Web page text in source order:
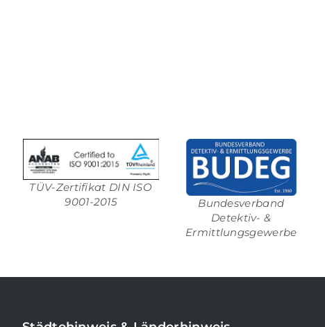
TÜV-Zertifikat DIN ISO
9001-2015
Bundesverband
Detektiv- &
Ermittlungsgewerbe